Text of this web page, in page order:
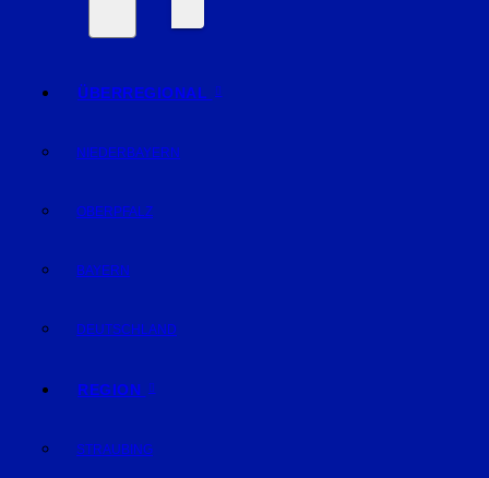
ÜBERREGIONAL
NIEDERBAYERN
OBERPFALZ
BAYERN
DEUTSCHLAND
REGION
STRAUBING